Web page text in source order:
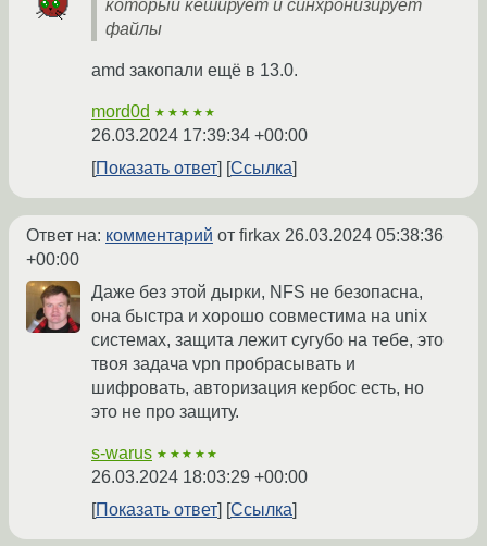
который кеширует и синхронизирует
файлы
amd закопали ещё в 13.0.
mord0d ★★★★★
26.03.2024 17:39:34 +00:00
Показать ответ
Ссылка
Ответ на: комментарий от firkax 26.03.2024 05:38:36
+00:00
Даже без этой дырки, NFS не безопасна,
она быстра и хорошо совместима на unix
системах, защита лежит сугубо на тебе, это
твоя задача vpn пробрасывать и
шифровать, авторизация кербос есть, но
это не про защиту.
s-warus ★★★★★
26.03.2024 18:03:29 +00:00
Показать ответ
Ссылка